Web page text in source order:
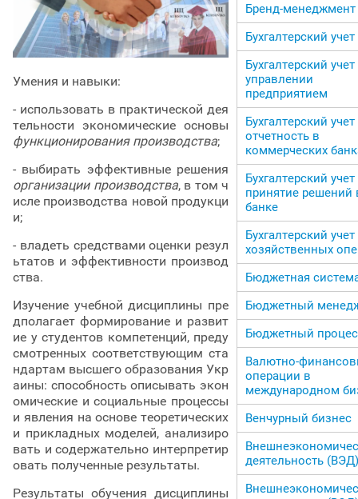
Умения и навыки:
- использовать в практической дея
тельности экономические основы
функционирования производства;
- выбирать эффективные решения
организации производства, в том ч
исле производства новой продукци
и;
- владеть средствами оценки резул
ьтатов и эффективности производ
ства.
Изучение учебной дисциплины пре
дполагает формирование и развит
ие у студентов компетенций, преду
смотренных соответствующим ста
ндартам высшего образования Укр
аины: способность описывать экон
омические и социальные процессы
и явления на основе теоретических
и прикладных моделей, анализиро
вать и содержательно интерпретир
овать полученные результаты.
Результаты обучения дисциплины
Бренд-менеджмент
Бухгалтерский учет
Бухгалтерский
управлении
предприятием
Бухгалтерский
отчетность в
коммерческих
Бухгалтерский
принятие решений
банке
Бухгалтерский учет
хозяйственных
Бюджетная
Бюджетный
Бюджетный
Валютно-
операции в
международном
Венчурный бизнес
деятельность (ВЭД)